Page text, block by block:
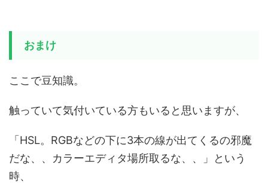
おまけ
ここで豆知識。
触っていて気付いている方もいると思いますが、
「HSL。RGBなどの下に3本の線が出てくるの邪魔
だな、、カラーエディタ場所取るな、、」という
時、